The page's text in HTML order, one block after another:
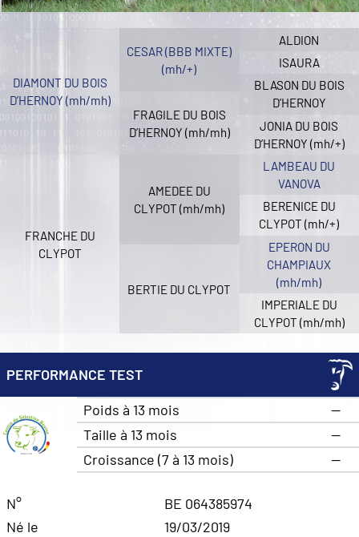
DIAMONT DU BOIS
D’HERNOY (mh/mh)
CESAR (BBB MIXTE)
(mh/+)
FRAGILE DU BOIS
D’HERNOY (mh/mh)
ALDION
ISAURA
BLASON DU BOIS
D’HERNOY
JONIA DU BOIS
D’HERNOY (mh/+)
FRANCHE DU
CLYPOT
AMEDEE DU
CLYPOT (mh/mh)
BERTIE DU CLYPOT
LAMBEAU DU
VANOVA
BERENICE DU
CLYPOT (mh/+)
EPERON DU
CHAMPIAUX
(mh/mh)
IMPERIALE DU
CLYPOT (mh/mh)
PERFORMANCE TEST
Poids à 13 mois
—
Taille à 13 mois
—
Croissance (7 à 13 mois)
—
N°
BE 064385974
Né le
19/03/2019